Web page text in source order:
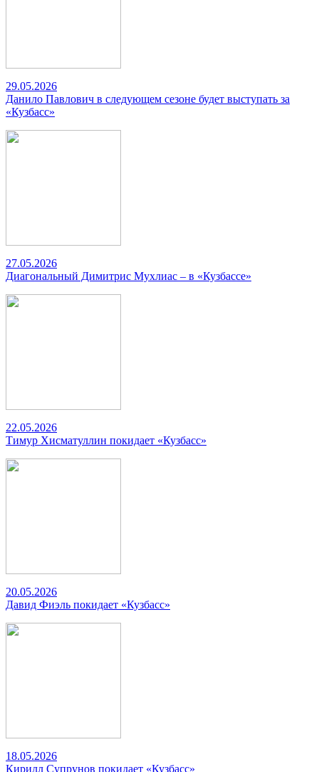
29.05.2026
Данило Павлович в следующем сезоне будет выступать за
«Кузбасс»
27.05.2026
Диагональный Димитрис Мухлиас – в «Кузбассе»
22.05.2026
Тимур Хисматуллин покидает «Кузбасс»
20.05.2026
Давид Фиэль покидает «Кузбасс»
18.05.2026
Кирилл Супрунов покидает «Кузбасс»